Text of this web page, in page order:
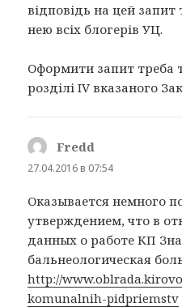
відповідь на цей
нею всіх блогерів УЦ.
Оформити запит треба
розділі IV вказаного
Fredd
27.04.2016 в 07:54
Оказывается немного
утверждением, что в
данных о работе КП
бальнеологическая
http://
komunalnih-pidpriemstv